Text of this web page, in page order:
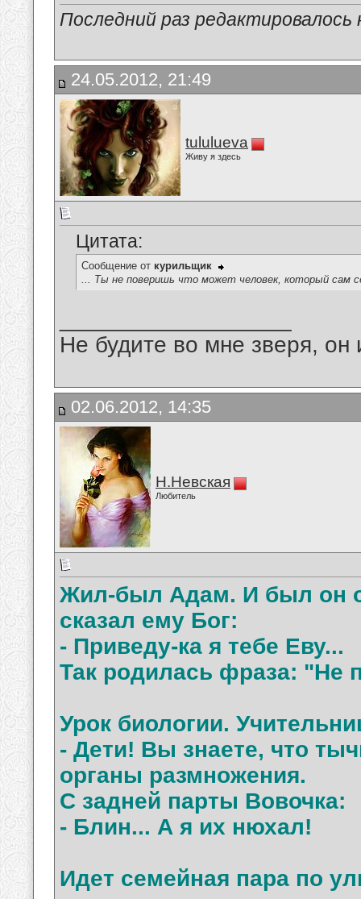
Последний раз
24.05.2012, 21:49
tululueva
Живу я здесь
Цитата:
Сообщение от курильщик
... Ты не поверишь что может человек, который сам
Не будите во мне зверя, он
02.06.2012, 14:35
Н.Невская
Любитель
Жил-был Адам. И был он
сказал ему Бог:
- Приведу-ка я тебе Еву...
Так родилась фраза: "Не
Урок биологии.
- Дети! Вы знаете, что
органы размножения.
С задней парты Вовочка:
- Блин... А я их нюхал!
Идет семейная пара по